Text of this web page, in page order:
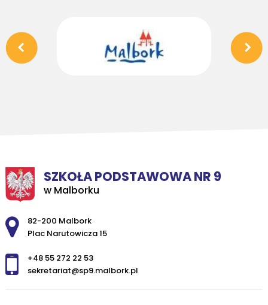
SZKOŁA PODSTAWOWA NR 9
w Malborku
Adres pocztowy:
82-200 Malbork
Plac Narutowicza 15
+48 55 272 22 53
sekretariat@sp9.malbork.pl